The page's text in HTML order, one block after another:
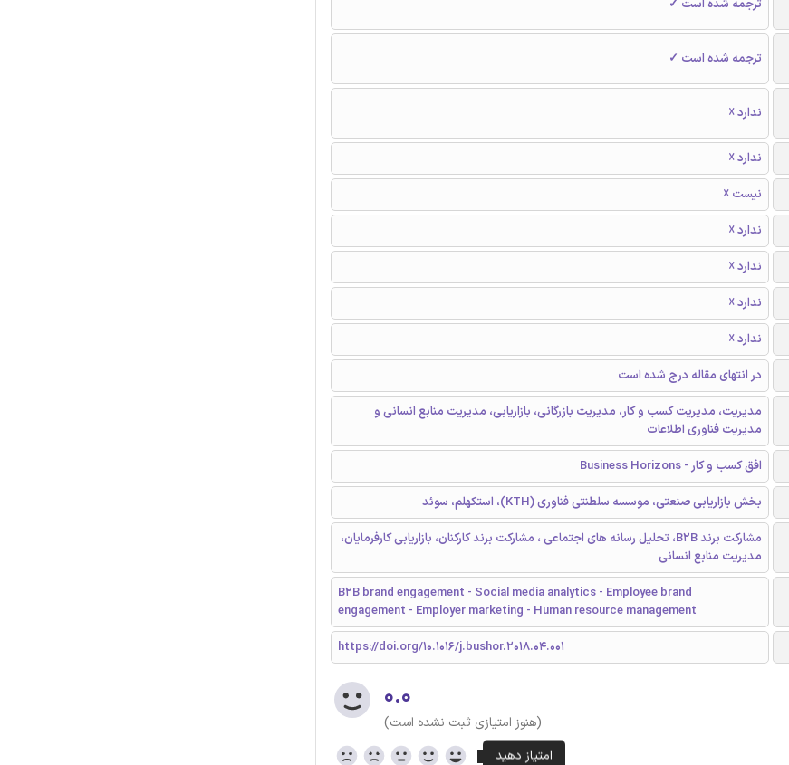
ترجمه شده است ✓
ترجمه شده است ✓
ندارد ☓
ندارد ☓
نیست ☓
ندارد ☓
ندارد ☓
ندارد ☓
ندارد ☓
در انتهای مقاله درج شده است
مدیریت، مدیریت کسب و کار، مدیریت بازرگانی، بازاریابی، مدیریت منابع انسانی و
مدیریت فناوری اطلاعات
افق کسب و کار - Business Horizons
بخش بازاریابی صنعتی، موسسه سلطنتی فناوری (KTH)، استکهلم، سوئد
مشارکت برند B2B، تحلیل رسانه های اجتماعی ، مشارکت برند کارکنان، بازاریابی کارفرمایان،
مدیریت منابع انسانی
B2B brand engagement - Social media analytics - Employee brand
engagement - Employer marketing - Human resource management
https://doi.org/10.1016/j.bushor.2018.04.001
۰.۰
(هنوز امتیازی ثبت نشده است)